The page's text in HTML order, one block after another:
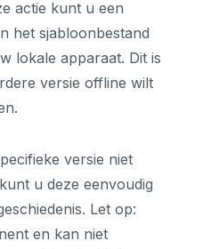
actie kunt u een
het sjabloonbestand
lokale apparaat. Dit is
versie offline wilt
versie niet
u deze eenvoudig
Let op:
en kan niet